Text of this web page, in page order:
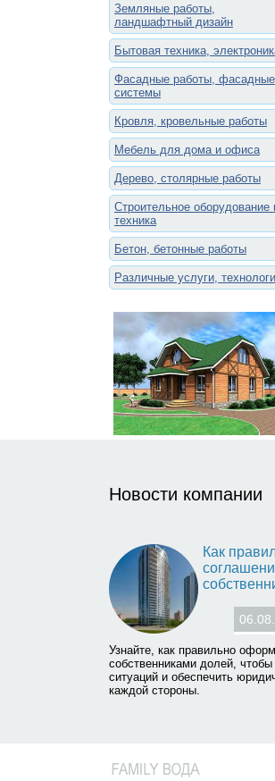
Земляные работы,
ландшафтный дизайн
Бытовая техника,
Фасадные работы, фасадные
системы
Кровля, кровельные работы
Мебель для дома и офиса
Дерево, столярные работы
Строительное оборудование
техника
Бетон, бетонные работы
Различные услуги,
Новости компании
Как
Узнайте, как правильно
собственниками долей,
ситуаций и обеспечить
каждой стороны.